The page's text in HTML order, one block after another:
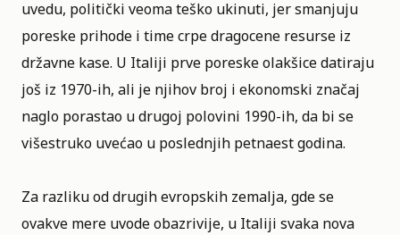
uvedu, politički veoma teško ukinuti, jer smanjuju
poreske prihode i time crpe dragocene resurse iz
državne kase. U Italiji prve poreske olakšice datiraju
još iz 1970-ih, ali je njihov broj i ekonomski značaj
naglo porastao u drugoj polovini 1990-ih, da bi se
višestruko uvećao u poslednjih petnaest godina.
Za razliku od drugih evropskih zemalja, gde se
ovakve mere uvode obazrivije, u Italiji svaka nova